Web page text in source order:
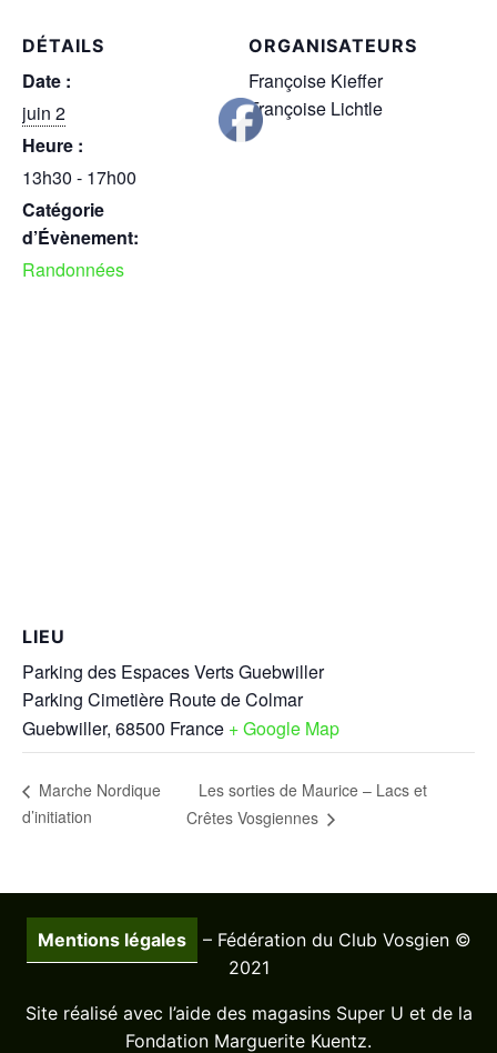
DÉTAILS
Date :
juin 2
Heure :
13h30 - 17h00
Catégorie
d’Évènement:
Randonnées
ORGANISATEURS
Françoise Kieffer
Françoise Lichtle
LIEU
Parking des Espaces Verts Guebwiller
Parking Cimetière Route de Colmar
Guebwiller, 68500 France + Google Map
Marche Nordique
d’initiation
Les sorties de Maurice – Lacs et
Crêtes Vosgiennes
Mentions légales
– Fédération du Club Vosgien ©
2021
Site réalisé avec l’aide des magasins Super U et de la
Fondation Marguerite Kuentz.